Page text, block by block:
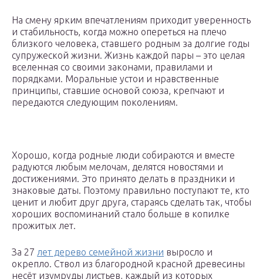
На смену ярким впечатлениям приходит уверенность
и стабильность, когда можно опереться на плечо
близкого человека, ставшего родным за долгие годы
супружеской жизни. Жизнь каждой пары – это целая
вселенная со своими законами, правилами и
порядками. Моральные устои и нравственные
принципы, ставшие основой союза, крепчают и
передаются следующим поколениям.
Хорошо, когда родные люди собираются и вместе
радуются любым мелочам, делятся новостями и
достижениями. Это принято делать в праздники и
знаковые даты. Поэтому правильно поступают те, кто
ценит и любит друг друга, стараясь сделать так, чтобы
хороших воспоминаний стало больше в копилке
прожитых лет.
За 27 лет дерево семейной жизни выросло и
окрепло. Ствол из благородной красной древесины
несёт изумруды листьев, каждый из которых